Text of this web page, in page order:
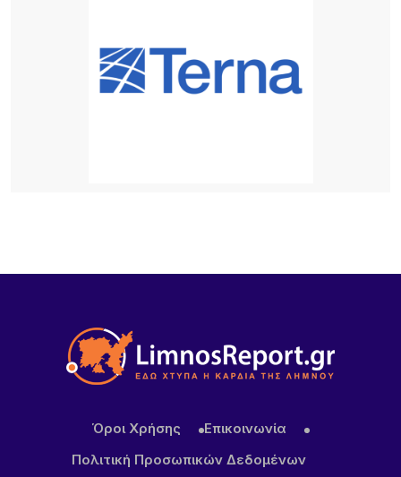
18 ΏΡΕΣ ΠΡΙΝ
Λήμνος: Προγραμματισμένες διακοπές ρεύματος
20 ΏΡΕΣ ΠΡΙΝ
Πρωτοφανές περιστατικό στον Μούδρο: Τρεις
διαρρήξεις καταστημάτων μέσα σε μία νύχτα
Όροι Χρήσης
Επικοινωνία
Πολιτική Προσωπικών Δεδομένων